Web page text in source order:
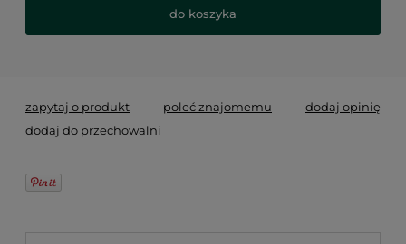
do koszyka
zapytaj o produkt poleć znajomemu
dodaj opinię
dodaj do przechowalni